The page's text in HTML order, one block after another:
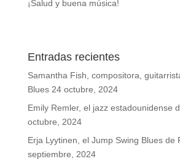
¡Salud y buena música!
Entradas recientes
Samantha Fish, compositora,
Blues 24 octubre, 2024
Emily Remler, el jazz estadounidense
octubre, 2024
Erja Lyytinen, el Jump Swing Blues de
septiembre, 2024